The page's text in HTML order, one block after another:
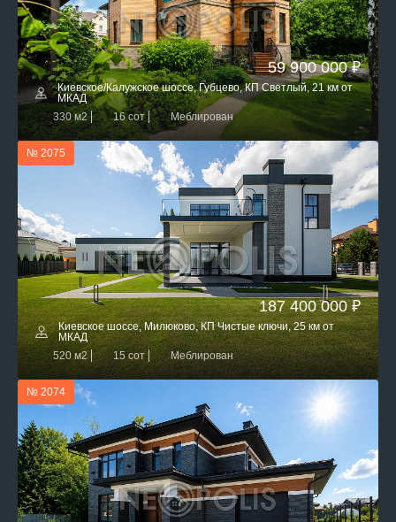
59 900 000 ₽
Киевское/Калужское шоссе, Губцево, КП Светлый, 21 км от
МКАД
330 м2
16 сот Меблирован
№ 2075
187 400 000 ₽
Киевское шоссе, Милюково, КП Чистые ключи, 25 км от
МКАД
520 м2
15 сот Меблирован
№ 2074